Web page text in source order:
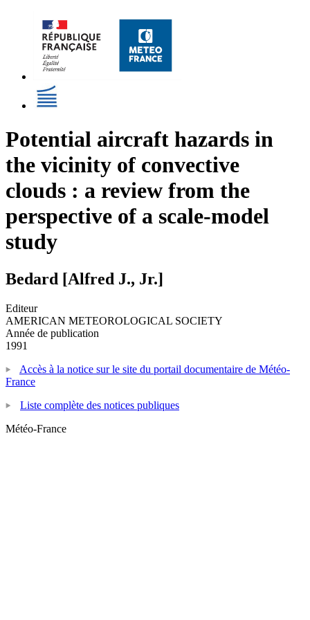
Potential aircraft hazards in
the vicinity of convective
clouds : a review from the
perspective of a scale-model
study
Bedard [Alfred J., Jr.]
Editeur
AMERICAN METEOROLOGICAL SOCIETY
Année de publication
1991
Accès à la notice sur le site du portail documentaire de Météo-
France
Liste complète des notices publiques
Météo-France